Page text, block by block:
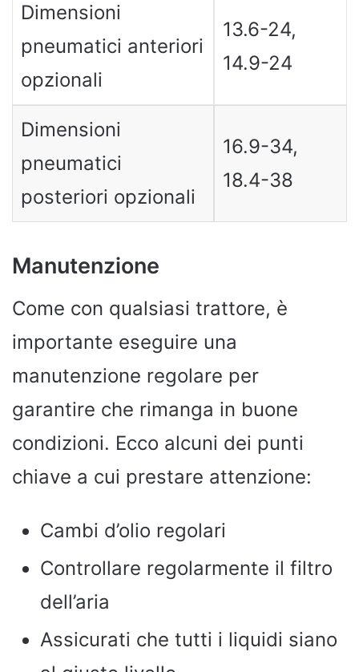
Dimensioni
pneumatici anteriori
opzionali
13.6-24,
14.9-24
Dimensioni
pneumatici
posteriori opzionali
16.9-34,
18.4-38
Manutenzione
Come con qualsiasi trattore, è
importante eseguire una
manutenzione regolare per
garantire che rimanga in buone
condizioni. Ecco alcuni dei punti
chiave a cui prestare attenzione:
Cambi d’olio regolari
Controllare regolarmente il filtro
dell’aria
Assicurati che tutti i liquidi siano